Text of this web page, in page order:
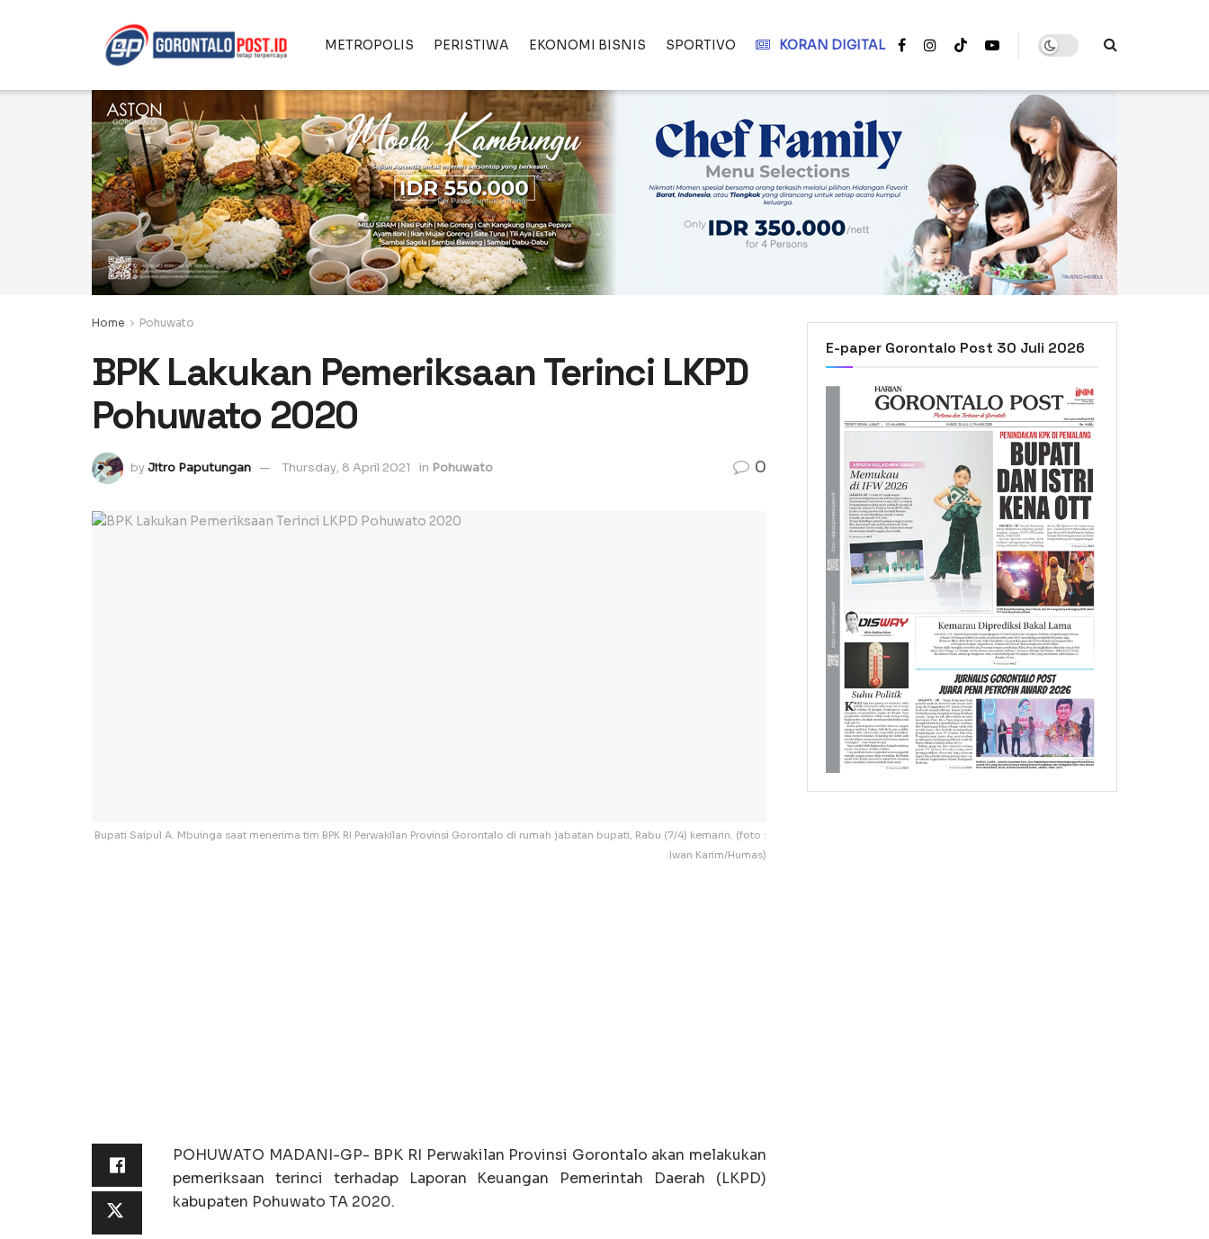
METROPOLIS PERISTIWA EKONOMI BISNIS SPORTIVO KORAN DIGITAL
Home Pohuwato
BPK Lakukan Pemeriksaan Terinci LKPD
Pohuwato 2020
byJitro Paputungan Thursday, 8 April 2021 in Pohuwato 0
Bupati Saipul A. Mbuinga saat menerima tim BPK RI Perwakilan Provinsi Gorontalo di rumah jabatan bupati, Rabu (7/4) kemarin. (foto :
Iwan Karim/Humas)
POHUWATO MADANI-GP- BPK RI Perwakilan Provinsi Gorontalo akan melakukan
pemeriksaan terinci terhadap Laporan Keuangan Pemerintah Daerah (LKPD)
kabupaten Pohuwato TA 2020.
E-paper Gorontalo Post 30 Juli 2026